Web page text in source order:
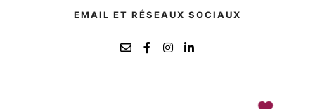
EMAIL ET RÉSEAUX SOCIAUX